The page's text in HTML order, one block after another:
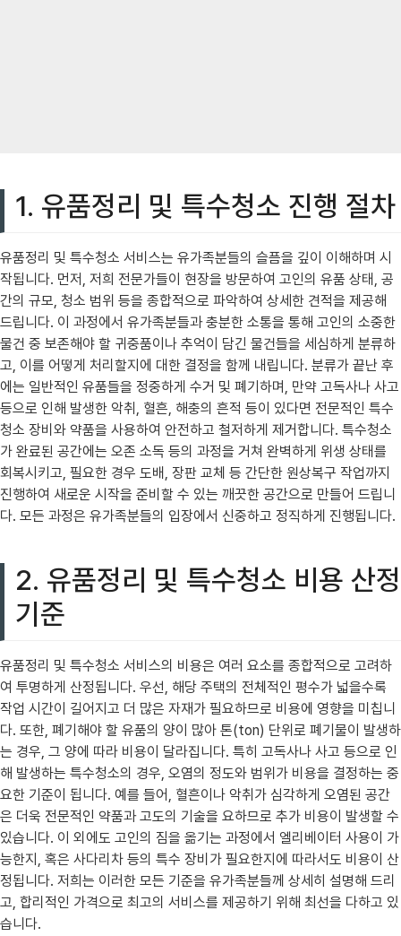
1. 유품정리 및 특수청소 진행 절차
유품정리 및 특수청소 서비스는 유가족분들의 슬픔을 깊이 이해하며 시
작됩니다. 먼저, 저희 전문가들이 현장을 방문하여 고인의 유품 상태, 공
간의 규모, 청소 범위 등을 종합적으로 파악하여 상세한 견적을 제공해
드립니다. 이 과정에서 유가족분들과 충분한 소통을 통해 고인의 소중한
물건 중 보존해야 할 귀중품이나 추억이 담긴 물건들을 세심하게 분류하
고, 이를 어떻게 처리할지에 대한 결정을 함께 내립니다. 분류가 끝난 후
에는 일반적인 유품들을 정중하게 수거 및 폐기하며, 만약 고독사나 사고
등으로 인해 발생한 악취, 혈흔, 해충의 흔적 등이 있다면 전문적인 특수
청소 장비와 약품을 사용하여 안전하고 철저하게 제거합니다. 특수청소
가 완료된 공간에는 오존 소독 등의 과정을 거쳐 완벽하게 위생 상태를
회복시키고, 필요한 경우 도배, 장판 교체 등 간단한 원상복구 작업까지
진행하여 새로운 시작을 준비할 수 있는 깨끗한 공간으로 만들어 드립니
다. 모든 과정은 유가족분들의 입장에서 신중하고 정직하게 진행됩니다.
2. 유품정리 및 특수청소 비용 산정
기준
유품정리 및 특수청소 서비스의 비용은 여러 요소를 종합적으로 고려하
여 투명하게 산정됩니다. 우선, 해당 주택의 전체적인 평수가 넓을수록
작업 시간이 길어지고 더 많은 자재가 필요하므로 비용에 영향을 미칩니
다. 또한, 폐기해야 할 유품의 양이 많아 톤(ton) 단위로 폐기물이 발생하
는 경우, 그 양에 따라 비용이 달라집니다. 특히 고독사나 사고 등으로 인
해 발생하는 특수청소의 경우, 오염의 정도와 범위가 비용을 결정하는 중
요한 기준이 됩니다. 예를 들어, 혈흔이나 악취가 심각하게 오염된 공간
은 더욱 전문적인 약품과 고도의 기술을 요하므로 추가 비용이 발생할 수
있습니다. 이 외에도 고인의 짐을 옮기는 과정에서 엘리베이터 사용이 가
능한지, 혹은 사다리차 등의 특수 장비가 필요한지에 따라서도 비용이 산
정됩니다. 저희는 이러한 모든 기준을 유가족분들께 상세히 설명해 드리
고, 합리적인 가격으로 최고의 서비스를 제공하기 위해 최선을 다하고 있
습니다.